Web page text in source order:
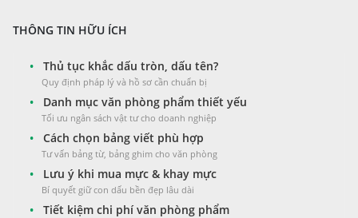
THÔNG TIN HỮU ÍCH
• Thủ tục khắc dấu tròn, dấu tên?
Quy định pháp lý và hồ sơ cần chuẩn bị
• Danh mục văn phòng phẩm thiết yếu
Tối ưu ngân sách vật tư cho doanh nghiệp
• Cách chọn bảng viết phù hợp
Tư vấn bảng từ, bảng ghim cho văn phòng
• Lưu ý khi mua mực & khay mực
Bí quyết giữ con dấu bền đẹp lâu dài
• Tiết kiệm chi phí văn phòng phẩm